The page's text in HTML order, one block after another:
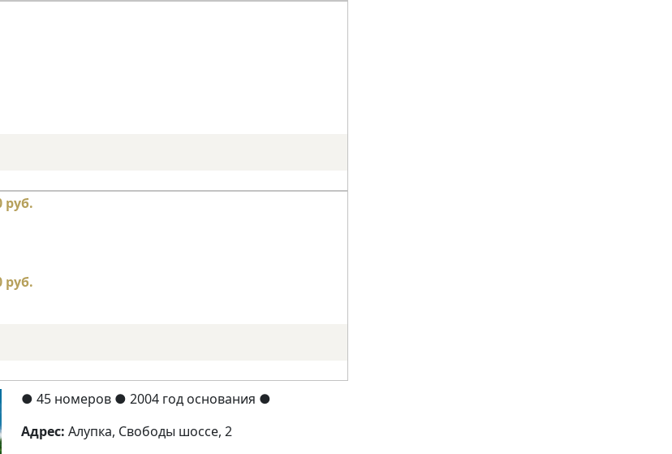
● 45 номеров ● 2004 год основания ●
Адрес: Алупка, Свободы шоссе, 2